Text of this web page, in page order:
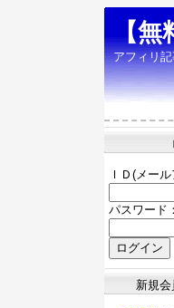
【
アフィリ
ＩＤ(メー
パスワード：
新規会